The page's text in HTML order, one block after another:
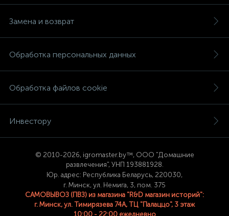
Замена и возврат
Обработка персональных данных
Обработка файлов cookie
Инвестору
© 2010-2026, igromaster.by™, ООО "Домашние
развлечения", УНП 193881928.
Юр. адрес: Республика Беларусь, 220030,
г. Минск, ул. Немига, 3, пом. 375
САМОВЫВОЗ (ПВЗ) из магазина "R&D магазин историй":
г. Минск, ул. Тимирязева 74A, ТЦ "Палаццо", 3 этаж
10:00 - 22:00 ежедневно